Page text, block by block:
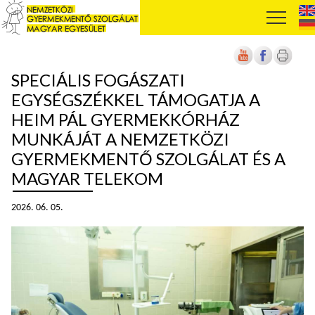
SPECIÁLIS FOGÁSZATI
EGYSÉGSZÉKKEL TÁMOGATJA A
HEIM PÁL GYERMEKKÓRHÁZ
MUNKÁJÁT A NEMZETKÖZI
GYERMEKMENTŐ SZOLGÁLAT ÉS A
MAGYAR TELEKOM
2026. 06. 05.